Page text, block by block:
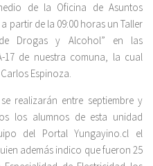
de la Oficina de Asuntos
partir de la 09:00 horas un Taller
Drogas y Alcohol” en las
17 de nuestra comuna, la cual
Espinoza.
realizarán entre septiembre y
los alumnos de esta unidad
del Portal Yungayino.cl el
además indico que fueron 25